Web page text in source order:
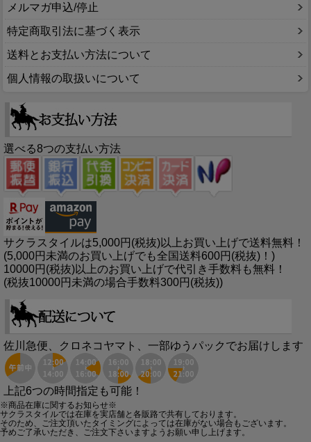
メルマガ申込/停止
特定商取引法に基づく表示
送料とお支払い方法について
個人情報の取扱いについて
選べる8つの支払い方法
サクラスタイルは5,000円(税抜)以上お買い上げで送料無料！
(5,000円未満のお買い上げでも全国送料600円(税抜)！)
10000円(税抜)以上のお買い上げで代引き手数料も無料！
(税抜10000円未満の場合手数料300円(税抜))
佐川急便、クロネコヤマト、一部ゆうパックでお届けします
上記6つの時間指定も可能！
※商品在庫に関するお知らせ※
サクラスタイルでは在庫を実店舗と各販路で共有しております。
そのため、ご注文頂いたタイミングによっては在庫がない場合もございます。
予めご了承いただき、ご注文下さいますようお願い申し上げます。